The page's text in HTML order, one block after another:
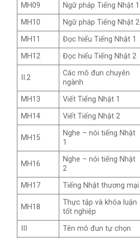
MH09 Ngữ pháp Tiếng Nhật 1
MH10
Ngữ pháp Tiếng Nhật 2
MH11
Đọc hiểu Tiếng Nhật 1
MH12
Đọc hiểu Tiếng Nhật 2
II.2
Các mô đun chuyên
ngành
MH13 Viết Tiếng Nhật 1
MH14
Viết Tiếng Nhật 2
MH15
Nghe – nói tiếng Nhật
1
MH16
Nghe – nói tiếng Nhật
2
MH17 Tiếng Nhật thương mại
MH18
Thực tập và khóa luận
tốt nghiệp
Tên mô đun tự chọn